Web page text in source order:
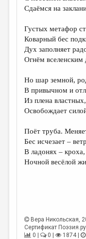
ПЕРЕВОДЫ
ДЕТСКАЯ КОМНАТА
КНИЖНАЯ ПОЛКА
СТРАНИЦЫ ПАМЯТИ
ОБЪЯВЛЕНИЯ
КОЛОНКА РЕДАКТОРА
РЕДКОЛЛЕГИЯ
ОТ РЕДАКЦИИ
КУЛЬТУРОВЕДЕНИЕ
Сдаёмся на
Густых метафор
Коварный бес
Дух заполняет
Огнём
Но шар земной,
В привычном и
Из плена
Освобождает
Поёт труба.
Бес исчезает –
В ладонях –
Ночной весёлой
Вера Никольская,
Сертификат
0 |
0 | 1874 |